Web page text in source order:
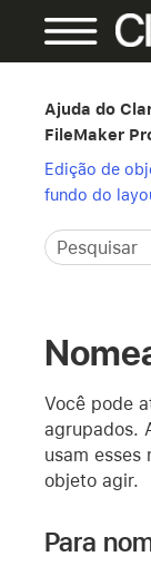
Ajuda do
FileMaker
Edição de
fundo do
Você pode
agrupados.
usam esses
objeto agir.
Para